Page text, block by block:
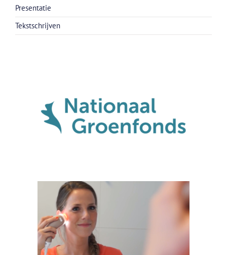
Presentatie
Tekstschrijven
Business cases voor Nationaal
Groenfonds